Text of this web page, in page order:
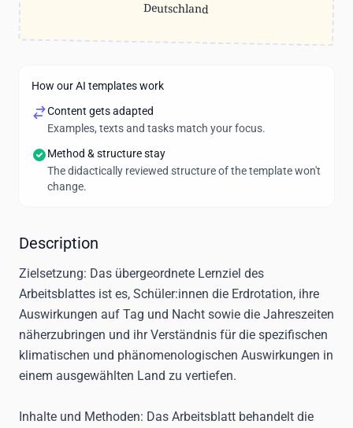
Deutschland
How our AI templates work
Content gets adapted
Examples, texts and tasks match your focus.
Method & structure stay
The didactically reviewed structure of the template won't
change.
Description
Zielsetzung: Das übergeordnete Lernziel des
Arbeitsblattes ist es, Schüler:innen die Erdrotation, ihre
Auswirkungen auf Tag und Nacht sowie die Jahreszeiten
näherzubringen und ihr Verständnis für die spezifischen
klimatischen und phänomenologischen Auswirkungen in
einem ausgewählten Land zu vertiefen.
Inhalte und Methoden: Das Arbeitsblatt behandelt die